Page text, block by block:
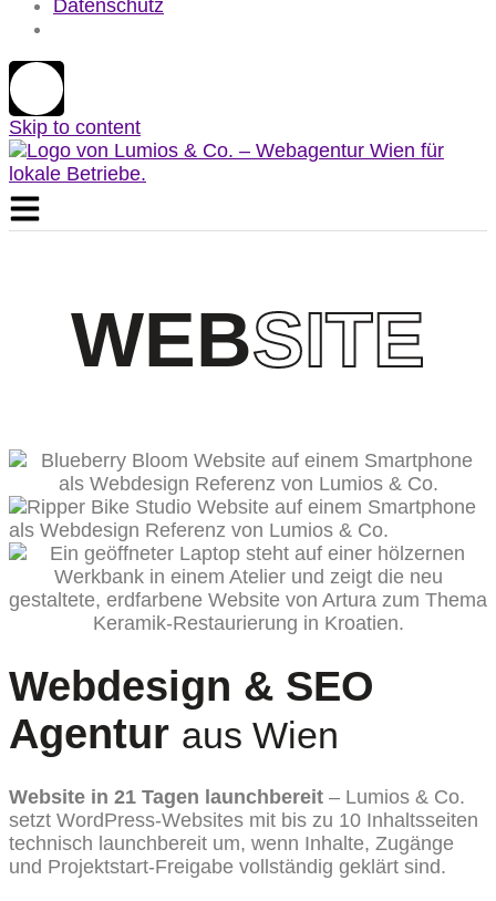
Datenschutz
Skip to content
WEBSITE
Webdesign & SEO
Agentur aus Wien
Website in 21 Tagen launchbereit – Lumios & Co.
setzt WordPress-Websites mit bis zu 10 Inhaltsseiten
technisch launchbereit um, wenn Inhalte, Zugänge
und Projektstart-Freigabe vollständig geklärt sind.